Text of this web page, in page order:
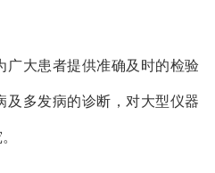
广大患者提供准确及时的检验
及多发病的诊断，对大型仪器